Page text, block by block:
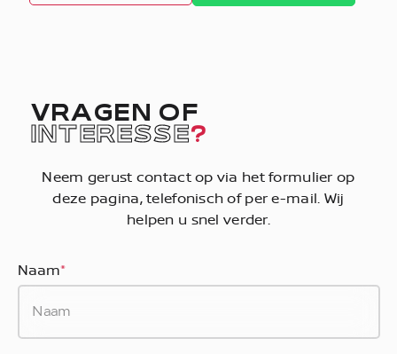
VRAGEN OF
INTERESSE?
Neem gerust contact op via het formulier op
deze pagina, telefonisch of per e-mail. Wij
helpen u snel verder.
Naam*